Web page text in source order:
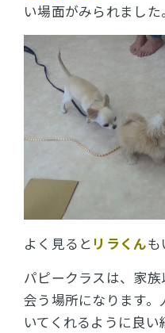
い場面がみられました。
よく見ると リラくん
パピークラスは、家
会う場所になります
いてくれるように良